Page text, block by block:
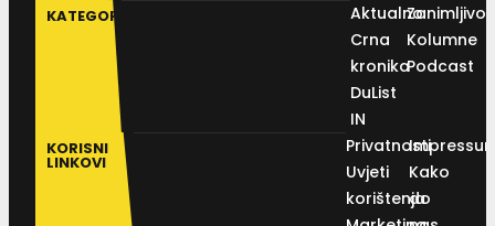
KATEGORIJE
Aktualno
Crna
kronika
DuList
IN
Kolumne
Podcast
KORISNI
LINKOVI
Privatnosti
Uvjeti
korištenja
Kako
do